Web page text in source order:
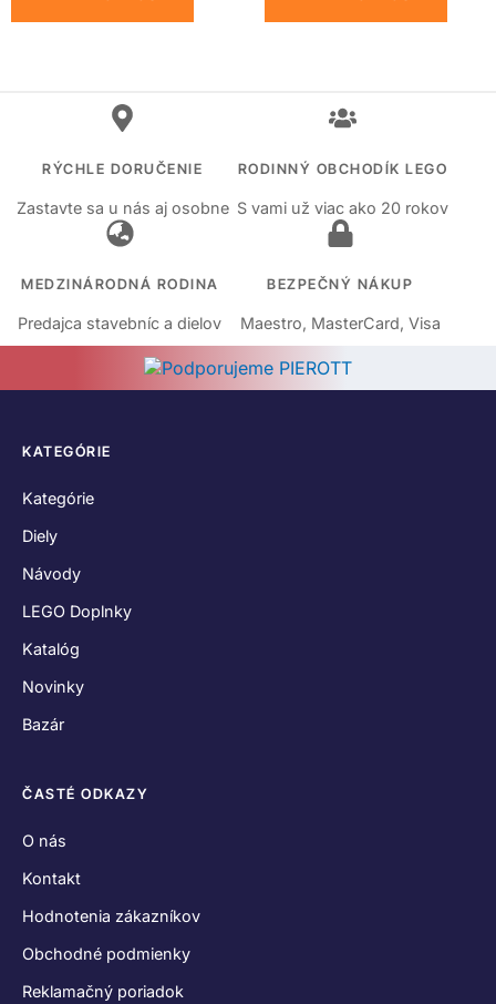
RÝCHLE DORUČENIE
Zastavte sa u nás aj osobne
RODINNÝ OBCHODÍK LEGO
S vami už viac ako 20 rokov
MEDZINÁRODNÁ RODINA
Predajca stavebníc a dielov
BEZPEČNÝ NÁKUP
Maestro, MasterCard, Visa
KATEGÓRIE
Kategórie
Diely
Návody
LEGO Doplnky
Katalóg
Novinky
Bazár
ČASTÉ ODKAZY
O nás
Kontakt
Hodnotenia zákazníkov
Obchodné podmienky
Reklamačný poriadok